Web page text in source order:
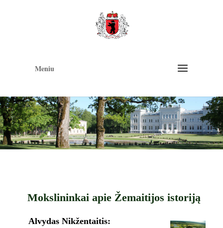
Meniu
Mokslininkai apie Žemaitijos istoriją
AlvydasNikžentaitis: